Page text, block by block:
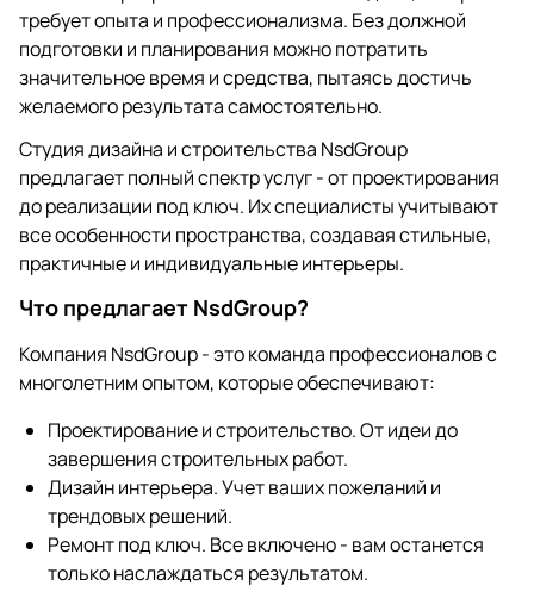
требует опыта и профессионализма. Без должной
подготовки и планирования можно потратить
значительное время и средства, пытаясь достичь
желаемого результата самостоятельно.
Студия дизайна и строительства NsdGroup
предлагает полный спектр услуг - от проектирования
до реализации под ключ. Их специалисты учитывают
все особенности пространства, создавая стильные,
практичные и индивидуальные интерьеры.
Что предлагает NsdGroup?
Компания NsdGroup - это команда профессионалов с
многолетним опытом, которые обеспечивают:
Проектирование и строительство. От идеи до
завершения строительных работ.
Дизайн интерьера. Учет ваших пожеланий и
трендовых решений.
Ремонт под ключ. Все включено - вам останется
только наслаждаться результатом.